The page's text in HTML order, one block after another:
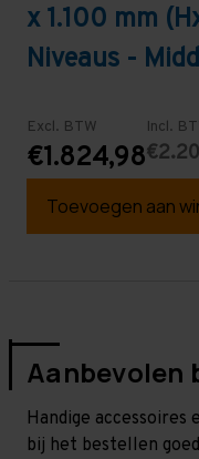
x 1.100 mm
Niveaus -
Excl. BTW
€1.824,98
Incl.
Toevoegen aan
Aanbevolen
Handige
bij het bestellen